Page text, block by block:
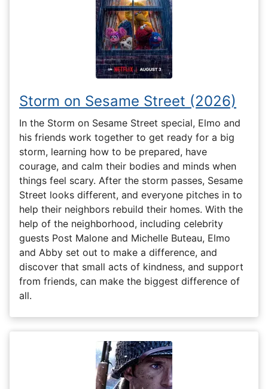
Storm on Sesame Street (2026)
In the Storm on Sesame Street special, Elmo and
his friends work together to get ready for a big
storm, learning how to be prepared, have
courage, and calm their bodies and minds when
things feel scary. After the storm passes, Sesame
Street looks different, and everyone pitches in to
help their neighbors rebuild their homes. With the
help of the neighborhood, including celebrity
guests Post Malone and Michelle Buteau, Elmo
and Abby set out to make a difference, and
discover that small acts of kindness, and support
from friends, can make the biggest difference of
all.